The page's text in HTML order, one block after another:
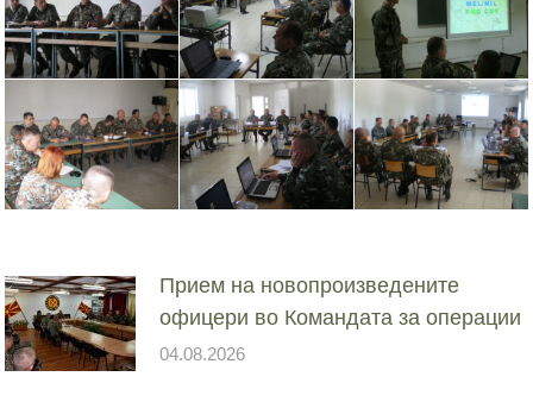
Прием на новопроизведените
офицери во Командата за операции
04.08.2026